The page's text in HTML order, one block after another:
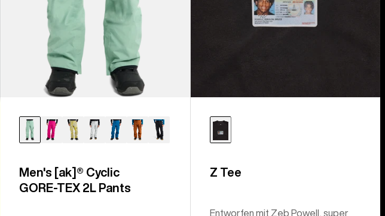
Men's [ak]® Cyclic
GORE‑TEX 2L Pants
Z Tee
Entworfen mit Zeb Powell, super